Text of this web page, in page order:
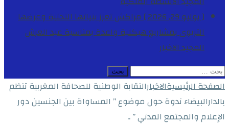
[ يوليو 29, 2026 ]
مراكش تعزز بنياتها التحتية وعرضها
التربوي بمشاريع هيكلية واعدة بمناسبة عيد العرش
المجيدالاخبار
البحث
عن:
الصفحة الرئيسيةالاخبارالنقابة الوطنية للصحافة المغربية تنظم
بالدارالبيضاء ندوة حول موضوع ” المساواة بين الجنسين دور
الإعلام والمجتمع المدني ” ..